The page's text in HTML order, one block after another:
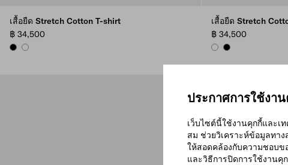
ประกาศการใช้งา
เว็บไซต์นี้ใช้งานคุกกี้และเ
สม ช่วยวิเคราะห์ข้อมูลทา
ให้สอดคล้องกับความชอบ
และวิธีการปิดการใช้งาน
เสื้อยืด Stretch Cotton T-shirt
฿ 34,500
BLACKWHITE
เสื้อยืด Stretch
฿ 34,500
WHITEBLACK